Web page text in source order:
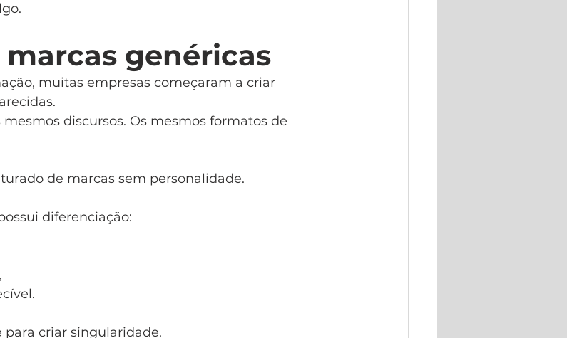
genéricas
muitas empresas começaram a criar
discursos. Os mesmos formatos de
de marcas sem personalidade.
diferenciação:
criar singularidade.